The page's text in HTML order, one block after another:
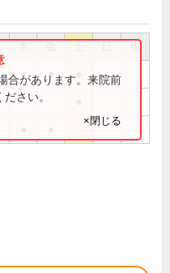
祝
● ●
合があります。来院前
さい。
×閉じる